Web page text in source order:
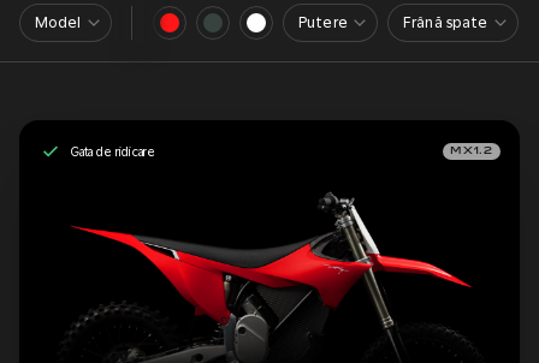
Model Putere Frână spate
Gata de ridicare MX1.2